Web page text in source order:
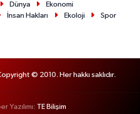
Dünya
Ekonomi
İnsan Hakları Ekoloji
Spor
© 2010. Her hakkı saklıdır.
Yazılımı: TE Bilişim